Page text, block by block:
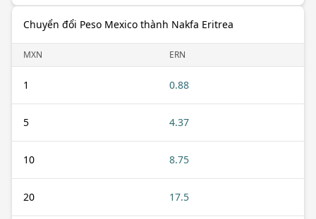
Chuyển đổi Peso Mexico thành Nakfa Eritrea
MXN ERN
1 0.88
5 4.37
10 8.75
20 17.5